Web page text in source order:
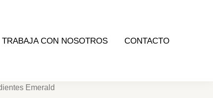
TRABAJA CON NOSOTROS CONTACTO
Emerald